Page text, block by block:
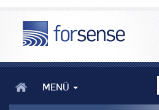
MENÜ